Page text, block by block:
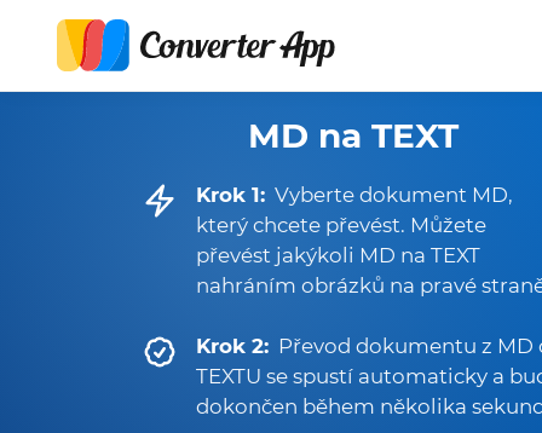
MD na TEXT
Krok 1: Vyberte dokument MD,
který chcete převést. Můžete
převést jakýkoli MD na TEXT
nahráním obrázků na pravé
Krok 2: Převod dokumentu z MD
TEXTU se spustí automaticky a
dokončen během několika